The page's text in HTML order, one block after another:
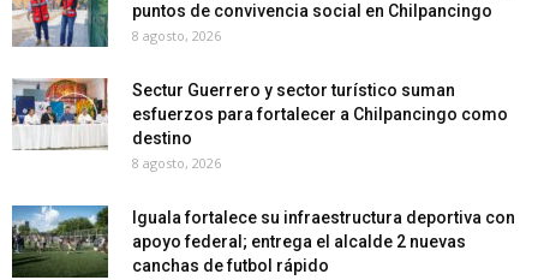
puntos de convivencia social en Chilpancingo
8 agosto, 2026
Sectur Guerrero y sector turístico suman
esfuerzos para fortalecer a Chilpancingo como
destino
8 agosto, 2026
Iguala fortalece su infraestructura deportiva con
apoyo federal; entrega el alcalde 2 nuevas
canchas de futbol rápido